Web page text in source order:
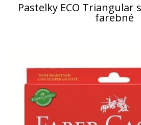
Pastelky ECO Triangular
farebné